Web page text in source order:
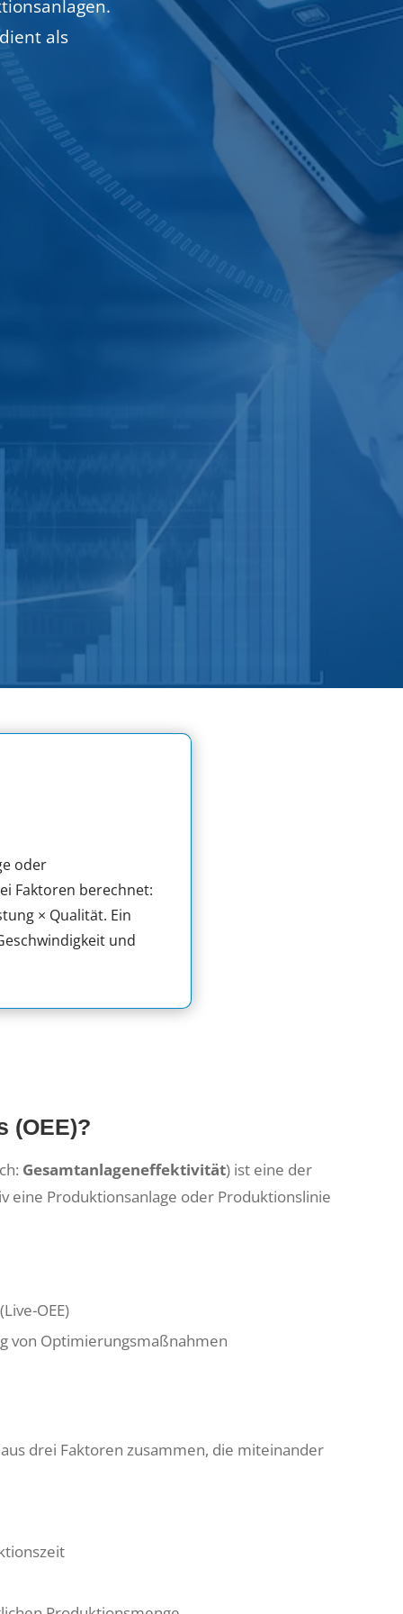
als
oder
Faktoren berechnet:
× Qualität. Ein
und
(OEE)?
Gesamtanlageneffektivität) ist eine der
eine Produktionsanlage oder Produktionslinie
OEE)
von Optimierungsmaßnahmen
drei Faktoren zusammen, die miteinander